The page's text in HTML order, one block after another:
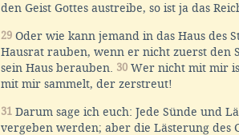
den Geist Gottes austreibe, so ist ja das
29 Oder wie kann jemand in das Haus des
Hausrat rauben, wenn er nicht zuerst den
sein Haus berauben. 30 Wer nicht mit mir
mit mir sammelt, der zerstreut!
31 Darum sage ich euch: Jede Sünde und
vergeben werden; aber die Lästerung des